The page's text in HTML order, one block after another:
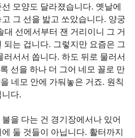
모양도 달라졌습니다. 옛날에
그 선을 밟고 쏘았습니다. 양궁
대 선에서부터 잰 거리이니 그 거
되는 겁니다. 그렇지만 요즘은 그
러서서 쏩니다. 하도 뒤로 물러서
선을 하나 더 그어 네모 꼴로 만
네모 안에 가둬놓은 거죠. 원칙
다.
을 다는 건 경기장에서나 있어
둘 것들이 아닙니다. 활터까지